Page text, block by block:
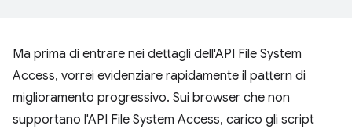
Ma prima di entrare nei dettagli dell'API File System
Access, vorrei evidenziare rapidamente il pattern di
miglioramento progressivo. Sui browser che non
supportano l'API File System Access, carico gli script